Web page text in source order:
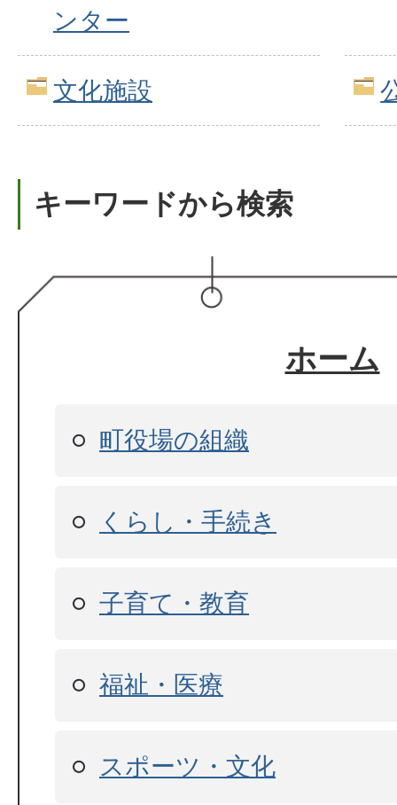
ンター
文化施設
キーワードから検索
ホーム
町役場の組織
くらし・手続き
子育て・教育
福祉・医療
スポーツ・文化